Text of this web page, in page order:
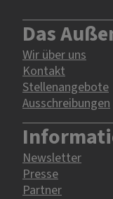
Das
Wir über uns
Kontakt
Stellenangebote
Ausschreibungen
Newsletter
Presse
Partner